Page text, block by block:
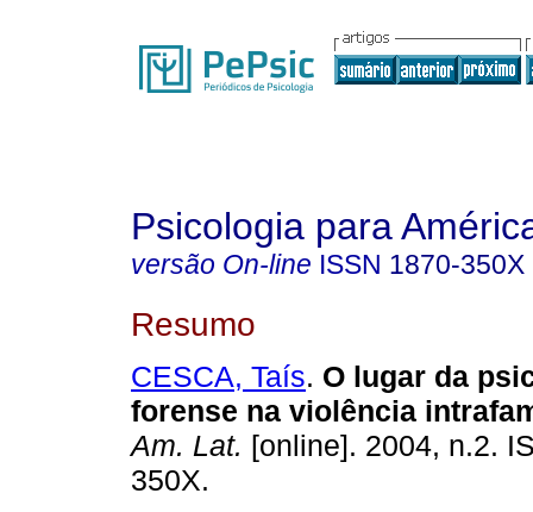
Psicologia para
versão On-line ISSN 1870-350X
Resumo
CESCA, Taís. O lugar da
forense na violência
Am. Lat. [online]. 2004, n.2.
350X.